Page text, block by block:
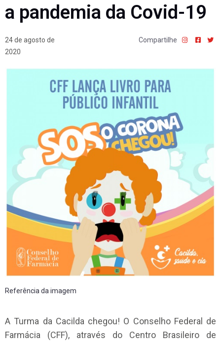
a pandemia da Covid-19
24 de agosto de
2020
Compartilhe
Referência da imagem
A Turma da Cacilda chegou! O Conselho Federal de
Farmácia (CFF), através do Centro Brasileiro de